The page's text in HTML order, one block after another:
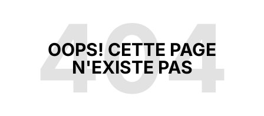
404
OOPS! CETTE PAGE
N'EXISTE PAS